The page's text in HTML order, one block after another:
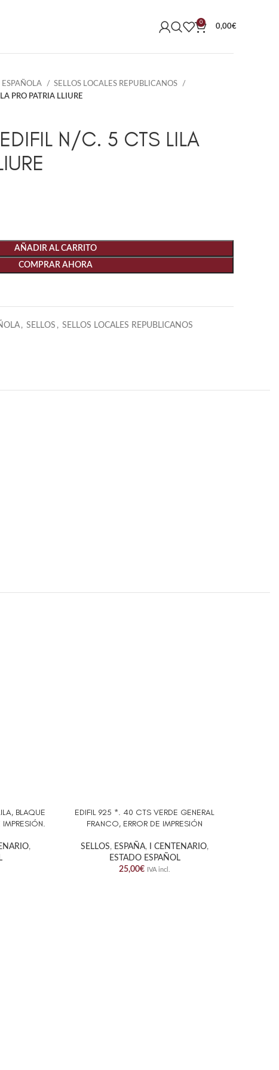
0
0,00€
SELLOS LOCALES REPUBLICANOS
PRO PATRIA LLIURE
N/C. 5 CTS LILA
AÑADIR AL CARRITO
COMPRAR AHORA
, SELLOS , SELLOS LOCALES REPUBLICANOS
BLAQUE
,
AÑADIR AL CARRITO
EDIFIL 925 *. 40 CTS VERDE GENERAL
FRANCO, ERROR DE IMPRESIÓN
SELLOS, ESPAÑA, I CENTENARIO,
ESTADO ESPAÑOL
25,00€ IVA incl.